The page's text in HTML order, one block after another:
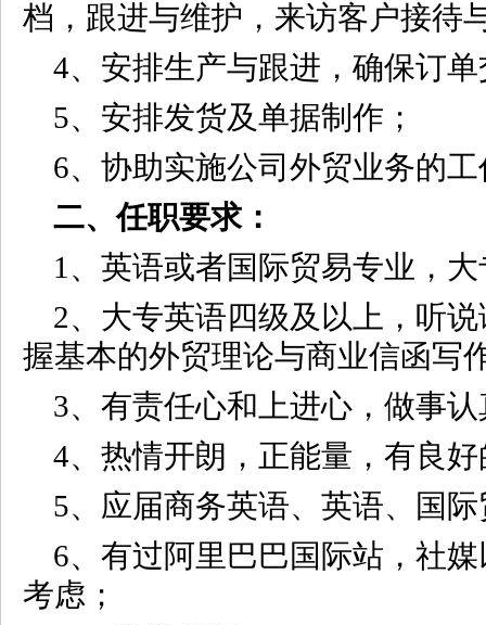
档，跟进与维护，来访客户接待
4、安排生产与跟进，确保订
5、安排发货及单据制作；
6、协助实施公司外贸业务的
二、任职要求：
1、英语或者国际贸易专业，
2、大专英语四级及以上，听
握基本的外贸理论与商业信函写
3、有责任心和上进心，做事
4、热情开朗，正能量，有良
5、应届商务英语、英语、国
6、有过阿里巴巴国际站，社
考虑；